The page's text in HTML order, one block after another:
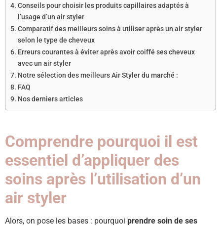
Conseils pour choisir les produits capillaires adaptés à
l’usage d’un air styler
Comparatif des meilleurs soins à utiliser après un air styler
selon le type de cheveux
Erreurs courantes à éviter après avoir coiffé ses cheveux
avec un air styler
Notre sélection des meilleurs Air Styler du marché :
FAQ ​
Nos derniers articles
Comprendre pourquoi il est
essentiel d’appliquer des
soins après l’utilisation d’un
air styler
Alors, on pose les bases : pourquoi prendre soin de ses